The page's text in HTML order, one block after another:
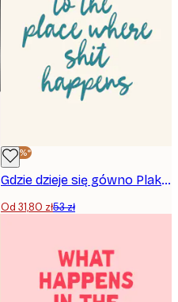
-40%*
Gdzie dzieje się gówno Plakat
Od 31,80 zł53 zł